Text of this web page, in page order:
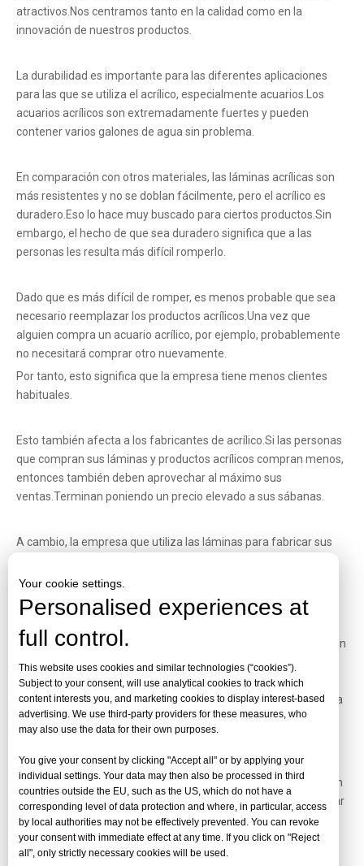
atractivos.Nos centramos tanto en la calidad como en la
innovación de nuestros productos.
La durabilidad es importante para las diferentes aplicaciones
para las que se utiliza el acrílico, especialmente acuarios.Los
acuarios acrílicos son extremadamente fuertes y pueden
contener varios galones de agua sin problema.
En comparación con otros materiales, las láminas acrílicas son
más resistentes y no se doblan fácilmente, pero el acrílico es
duradero.Eso lo hace muy buscado para ciertos productos.Sin
embargo, el hecho de que sea duradero significa que a las
personas les resulta más difícil romperlo.
Dado que es más difícil de romper, es menos probable que sea
necesario reemplazar los productos acrílicos.Una vez que
alguien compra un acuario acrílico, por ejemplo, probablemente
no necesitará comprar otro nuevamente.
Por tanto, esto significa que la empresa tiene menos clientes
habituales.
Esto también afecta a los fabricantes de acrílico.Si las personas
que compran sus láminas y productos acrílicos compran menos,
entonces también deben aprovechar al máximo sus
ventas.Terminan poniendo un precio elevado a sus sábanas.
A cambio, la empresa que utiliza las láminas para fabricar sus
los productos para cubrir el costo de compra de las láminas
acrílicas.Todo se reduce a la durabilidad de estas sábanas.
Dado que son difíciles de romper, los consumidores no necesitan
comprar tantos productos acrílicos para reemplazar los
productos acrílicos rotos.Esto impacta tanto a los productores
como a los proveedores y sus precios.El acrílico es caro debido a
cómo afecta su durabilidad al mercado.
En conclusión, elegir Jinbao es la elección correcta para usted,
tenemos 3 fábricas que constan de 35 líneas de producción.Con
una producción mensual de 2100 toneladas, podemos respaldar
los pedidos que necesita.Contáctanos ahora ~
Your cookie settings.
Personalised experiences at
full control.
This website uses cookies and similar technologies (“cookies”).
Subject to your consent, will use analytical cookies to track which
content interests you, and marketing cookies to display interest-based
advertising. We use third-party providers for these measures, who
may also use the data for their own purposes.
You give your consent by clicking "Accept all" or by applying your
individual settings. Your data may then also be processed in third
countries outside the EU, such as the US, which do not have a
corresponding level of data protection and where, in particular, access
by local authorities may not be effectively prevented. You can revoke
your consent with immediate effect at any time. If you click on "Reject
all", only strictly necessary cookies will be used.